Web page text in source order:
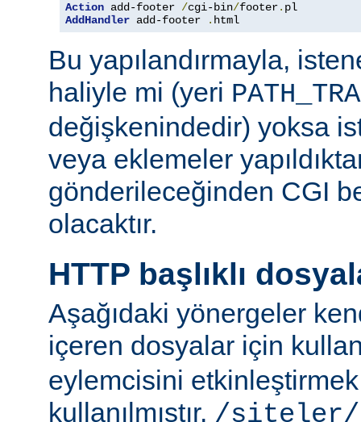
Action add-footer /cgi-bin/footer.
AddHandler add-footer . html
Bu yapılandırmayla,
haliyle mi (yeri
değişkenindedir) yoksa
veya eklemeler
gönderileceğinden CGI
olacaktır.
HTTP başlıklı
Aşağıdaki yönergeler
içeren dosyalar için
eylemcisini
kullanılmıştır. /siteler/